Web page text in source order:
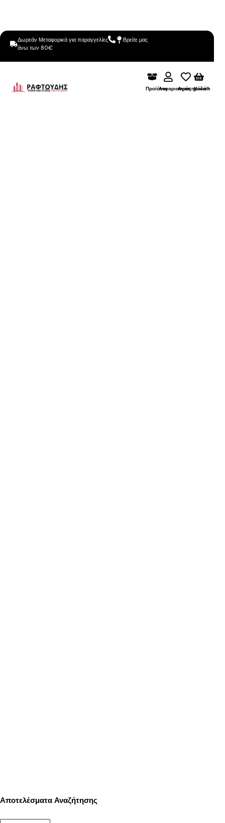
Δωρεάν Μεταφορικά για παραγγελίες
άνω των 80€
Βρείτε μας
ΠροϊόνταΛογαριασμόςΑγαπημένα
Καλάθι
Αποτελέσματα Αναζήτησης